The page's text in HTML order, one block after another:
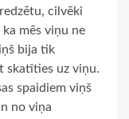
cilvēki
ka mēs viņu ne
bija tik
skatīties uz viņu.
spaidiem viņš
no viņa